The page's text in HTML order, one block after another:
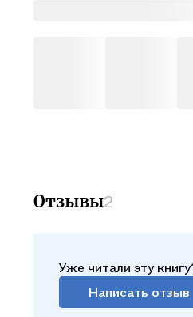
Отзывы2
Уже читали эту
Написать отзыв